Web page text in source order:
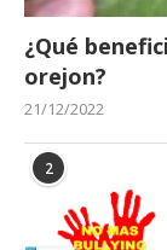
¿Qué
orejon?
21/12/2022
2